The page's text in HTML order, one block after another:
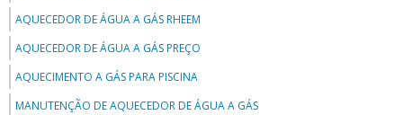
AQUECEDOR DE ÁGUA A GÁS RHEEM
AQUECEDOR DE ÁGUA A GÁS PREÇO
AQUECIMENTO A GÁS PARA PISCINA
MANUTENÇÃO DE AQUECEDOR DE ÁGUA A GÁS